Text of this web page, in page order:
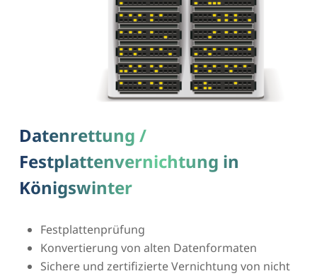
Datenrettung /
Festplattenvernichtung in
Königswinter
Festplattenprüfung
Konvertierung von alten Datenformaten
Sichere und zertifizierte Vernichtung von nicht